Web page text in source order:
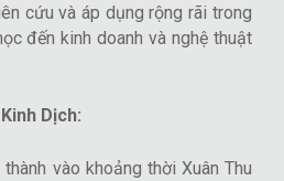
cứu và áp dụng rộng rãi trong
đến kinh doanh và nghệ thuật
Dịch:
vào khoảng thời Xuân Thu